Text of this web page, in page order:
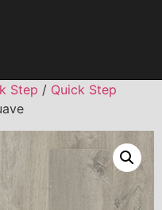
Step / Quick Step